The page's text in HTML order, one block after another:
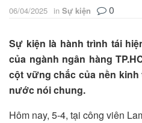
06/04/2025 in Sự kiện 0
Sự kiện là hành trình tái
của ngành ngân hàng
cột vững chắc của nền kinh
nước nói chung.
Hôm nay, 5-4, tại công viên